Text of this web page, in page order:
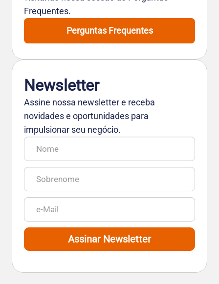
Frequentes.
Perguntas Frequentes
Newsletter
Assine nossa newsletter e receba
novidades e oportunidades para
impulsionar seu negócio.
Assinar Newsletter